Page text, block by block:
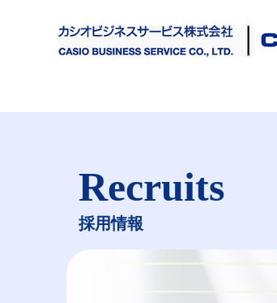
Recruits
採用情報